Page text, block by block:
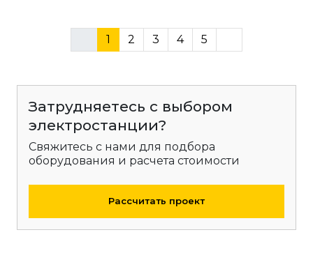
1 2 3 4 5
Затрудняетесь с выбором
электростанции?
Свяжитесь с нами для подбора
оборудования и расчета стоимости
Рассчитать проект